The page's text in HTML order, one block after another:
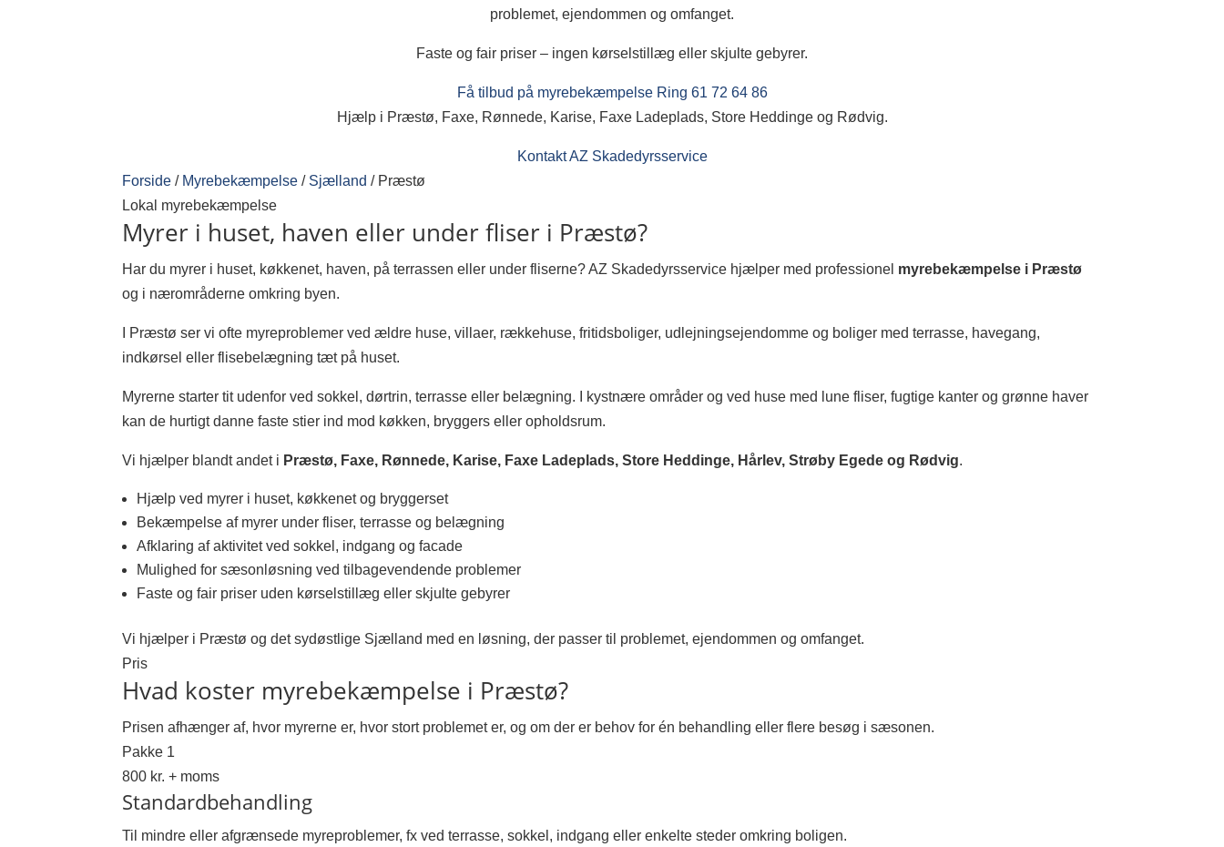
problemet, ejendommen og omfanget.
Faste og fair priser – ingen kørselstillæg eller skjulte gebyrer.
Få tilbud på myrebekæmpelse Ring 61 72 64 86
Hjælp i Præstø, Faxe, Rønnede, Karise, Faxe Ladeplads, Store Heddinge og Rødvig.
Kontakt AZ Skadedyrsservice
Forside / Myrebekæmpelse / Sjælland / Præstø
Lokal myrebekæmpelse
Myrer i huset, haven eller under fliser i Præstø?
Har du myrer i huset, køkkenet, haven, på terrassen eller under fliserne? AZ Skadedyrsservice hjælper med professionel myrebekæmpelse i Præstø
og i nærområderne omkring byen.
I Præstø ser vi ofte myreproblemer ved ældre huse, villaer, rækkehuse, fritidsboliger, udlejningsejendomme og boliger med terrasse, havegang,
indkørsel eller flisebelægning tæt på huset.
Myrerne starter tit udenfor ved sokkel, dørtrin, terrasse eller belægning. I kystnære områder og ved huse med lune fliser, fugtige kanter og grønne haver
kan de hurtigt danne faste stier ind mod køkken, bryggers eller opholdsrum.
Vi hjælper blandt andet i Præstø, Faxe, Rønnede, Karise, Faxe Ladeplads, Store Heddinge, Hårlev, Strøby Egede og Rødvig.
Hjælp ved myrer i huset, køkkenet og bryggerset
Bekæmpelse af myrer under fliser, terrasse og belægning
Afklaring af aktivitet ved sokkel, indgang og facade
Mulighed for sæsonløsning ved tilbagevendende problemer
Faste og fair priser uden kørselstillæg eller skjulte gebyrer
Vi hjælper i Præstø og det sydøstlige Sjælland med en løsning, der passer til problemet, ejendommen og omfanget.
Pris
Hvad koster myrebekæmpelse i Præstø?
Prisen afhænger af, hvor myrerne er, hvor stort problemet er, og om der er behov for én behandling eller flere besøg i sæsonen.
Pakke 1
800 kr. + moms
Standardbehandling
Til mindre eller afgrænsede myreproblemer, fx ved terrasse, sokkel, indgang eller enkelte steder omkring boligen.